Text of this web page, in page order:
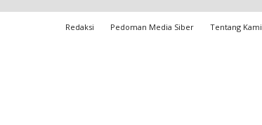
Redaksi Pedoman Media Siber Tentang Kami